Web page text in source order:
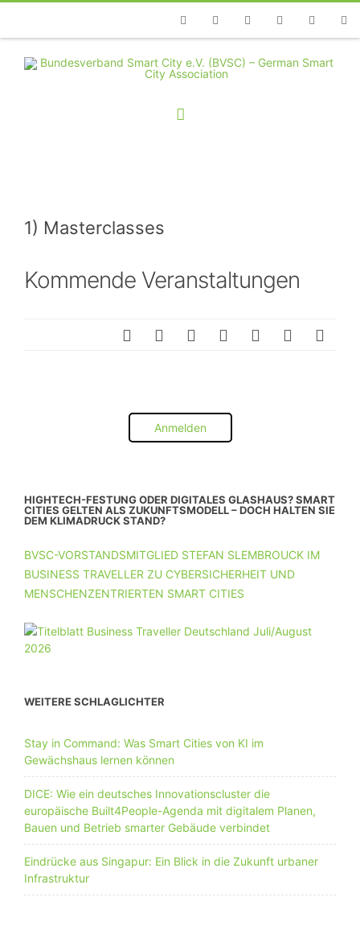
TelefonFacebookTwitterYoutubeInstagramLinkedin
1) Masterclasses
Kommende Veranstaltungen
Anmelden
HIGHTECH-FESTUNG ODER DIGITALES GLASHAUS? SMART
CITIES GELTEN ALS ZUKUNFTSMODELL – DOCH HALTEN SIE
DEM KLIMADRUCK STAND?
BVSC-VORSTANDSMITGLIED STEFAN SLEMBROUCK IM
BUSINESS TRAVELLER ZU CYBERSICHERHEIT UND
MENSCHENZENTRIERTEN SMART CITIES
WEITERE SCHLAGLICHTER
Stay in Command: Was Smart Cities von KI im
Gewächshaus lernen können
DICE: Wie ein deutsches Innovationscluster die
europäische Built4People-Agenda mit digitalem Planen,
Bauen und Betrieb smarter Gebäude verbindet
Eindrücke aus Singapur: Ein Blick in die Zukunft urbaner
Infrastruktur